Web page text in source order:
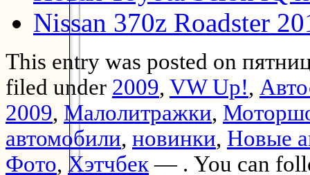
Nissan 370z Roadster
This entry was posted on
filed under 2009, VW Up!,
2009, Малолитражки,
автомобили, новинки, Новые
Фото, Хэтчбек— . You can